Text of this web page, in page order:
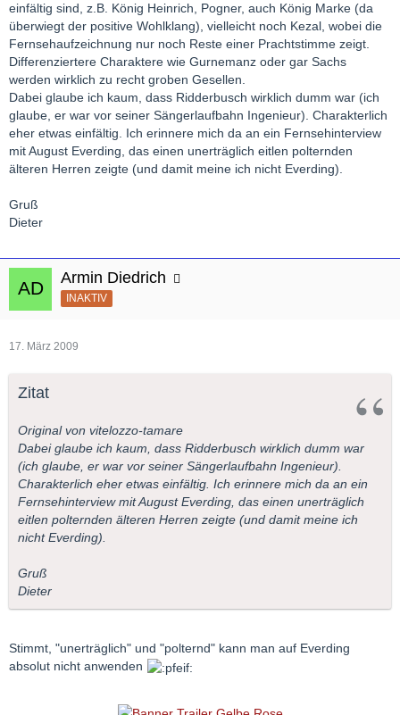
einfältig sind, z.B. König Heinrich, Pogner, auch König Marke (da
überwiegt der positive Wohlklang), vielleicht noch Kezal, wobei die
Fernsehaufzeichnung nur noch Reste einer Prachtstimme zeigt.
Differenziertere Charaktere wie Gurnemanz oder gar Sachs
werden wirklich zu recht groben Gesellen.
Dabei glaube ich kaum, dass Ridderbusch wirklich dumm war (ich
glaube, er war vor seiner Sängerlaufbahn Ingenieur). Charakterlich
eher etwas einfältig. Ich erinnere mich da an ein Fernsehinterview
mit August Everding, das einen unerträglich eitlen polternden
älteren Herren zeigte (und damit meine ich nicht Everding).
Gruß
Dieter
Armin Diedrich
INAKTIV
17. März 2009
Zitat
Original von vitelozzo-tamare
Dabei glaube ich kaum, dass Ridderbusch wirklich dumm war
(ich glaube, er war vor seiner Sängerlaufbahn Ingenieur).
Charakterlich eher etwas einfältig. Ich erinnere mich da an ein
Fernsehinterview mit August Everding, das einen unerträglich
eitlen polternden älteren Herren zeigte (und damit meine ich
nicht Everding).
Gruß
Dieter
Stimmt, "unerträglich" und "polternd" kann man auf Everding
absolut nicht anwenden